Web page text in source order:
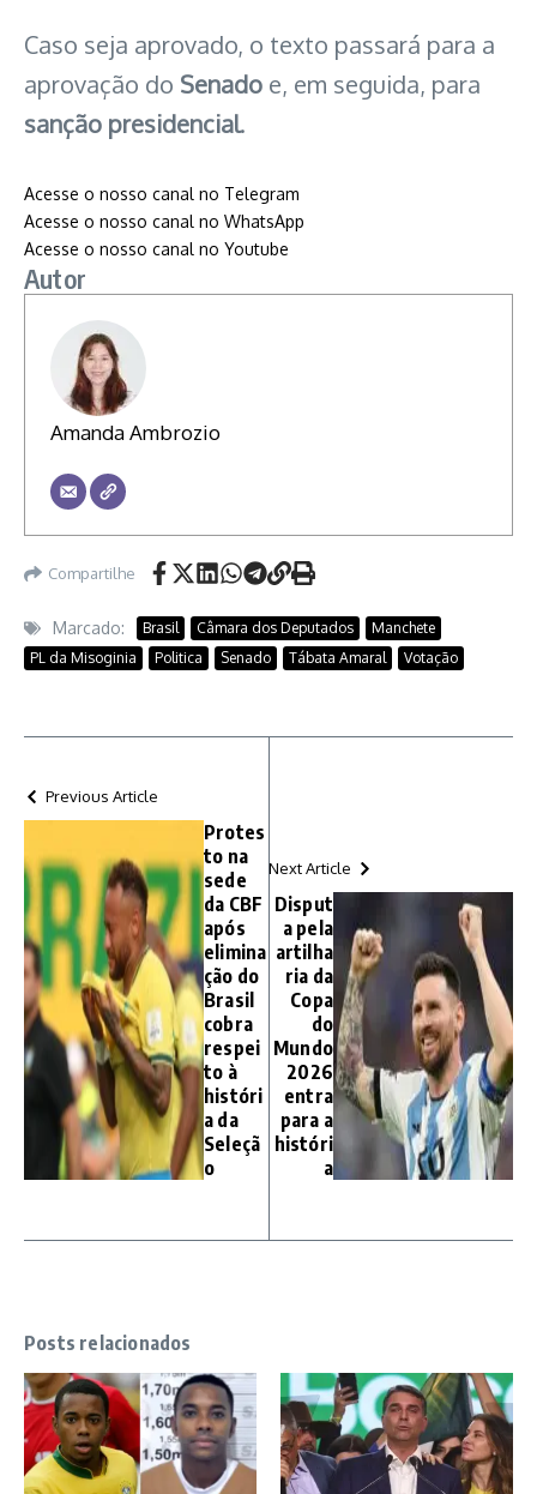
Caso seja aprovado, o texto passará para a
aprovação do Senado e, em seguida, para
sanção presidencial.
Acesse o nosso canal no Telegram
Acesse o nosso canal no WhatsApp
Acesse o nosso canal no Youtube
Autor
Amanda Ambrozio
Compartilhe
Marcado: Brasil Câmara dos Deputados
Manchete
PL da Misoginia
Politica Senado Tábata Amaral Votação
Previous Article
Protes
to na
sede
da CBF
após
elimina
ção do
Brasil
cobra
respei
to à
históri
a da
Seleçã
o
Next Article
Disput
a pela
artilha
ria da
Copa
do
Mundo
2026
entra
para a
históri
a
Posts relacionados